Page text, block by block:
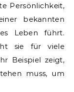
Persönlichkeit,
bekannten
Leben führt.
sie für viele
Beispiel zeigt,
muss, um